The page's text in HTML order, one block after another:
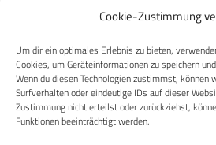
Cookie-Zustimmung
Um dir ein optimales Erlebnis zu bieten,
Cookies, um Geräteinformationen zu speichern
Wenn du diesen Technologien zustimmst, können
Surfverhalten oder eindeutige IDs auf dieser
Zustimmung nicht erteilst oder zurückziehst,
Funktionen beeinträchtigt werden.
deployed soldiers consisted of 932
deployed soldiers; 889 participated
Mental disorders and PTSD were
Composite International Diagnostic
version according to the diagnostic